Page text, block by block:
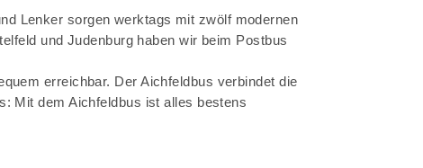
Lenker sorgen werktags mit zwölf modernen
und Judenburg haben wir beim Postbus
erreichbar. Der Aichfeldbus verbindet die
Mit dem Aichfeldbus ist alles bestens